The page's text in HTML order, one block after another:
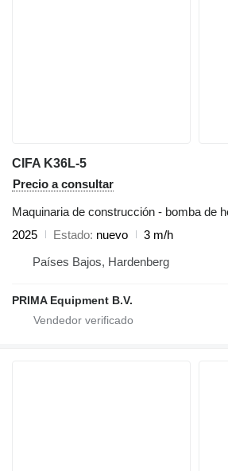
CIFA K36L-5
Precio a consultar
Maquinaria de construcción - bomba de
2025
Estado nuevo
3 m/h
Países Bajos, Hardenberg
PRIMA Equipment B.V.